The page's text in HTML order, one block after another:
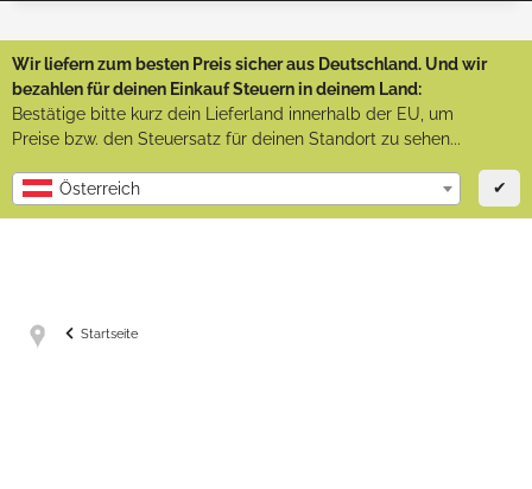
Wir liefern zum besten Preis sicher aus Deutschland. Und wir
bezahlen für deinen Einkauf Steuern in deinem Land:
Bestätige bitte kurz dein Lieferland innerhalb der EU, um
Preise bzw. den Steuersatz für deinen Standort zu sehen...
Österreich ✔
Startseite